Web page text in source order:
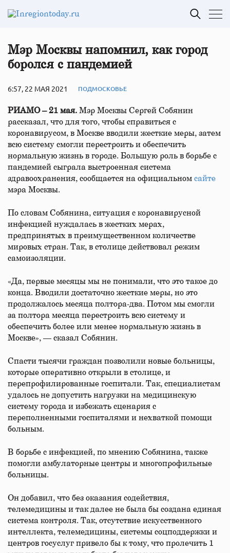
Мэр Москвы напомнил, как город
боролся с пандемией
6:57, 22 МАЯ 2021 ПОДМОСКОВЬЕ
РИАМО – 21 мая. Мэр Москвы Сергей Собянин
рассказал, что для того, чтобы справиться с
коронавирусом, в Москве вводили жесткие меры, затем
всю систему смогли перестроить и обеспечить
нормальную жизнь в городе. Большую роль в борьбе с
пандемией сыграла выстроенная система
здравоохранения, сообщается на официальном сайте
мэра Москвы.
По словам Собянина, ситуация с коронавирусной
инфекцией нуждалась в жестких мерах,
предпринятых в преимущественном количестве
мировых стран. Так, в столице действовал режим
самоизоляции.
«Да, первые месяцы мы не понимали, что это такое до
конца. Вводили достаточно жесткие меры, но это
продолжалось месяца полтора-два. Потом мы смогли
за полтора месяца перестроить всю систему и
обеспечить более или менее нормальную жизнь в
Москве», — сказал Собянин.
Спасти тысячи граждан позволили новые больницы,
которые оперативно открыли в столице, и
перепрофилированные госпитали. Так, специалистам
удалось не допустить нагрузки на медицинскую
систему города и избежать сценария с
переполненными госпиталями и нехваткой помощи
больным.
В борьбе с инфекцией, по мнению Собянина, также
помогли амбулаторные центры и многопрофильные
больницы.
Он добавил, что без оказания содействия,
телемедицины и так далее не была бы создана единая
система контроля. Так, отсутствие искусственного
интеллекта, телемедицины, системы соцподдержки и
центров госуслуг привело бы к тому, что пролечить 1